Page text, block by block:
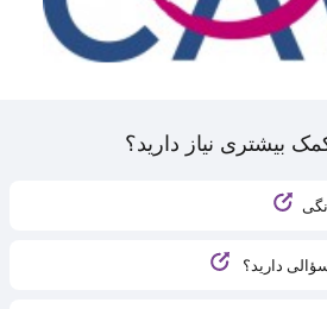
بیشتری نیاز دارید؟
دارید؟